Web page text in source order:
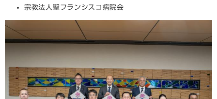
宗教法人聖フランシスコ病院会